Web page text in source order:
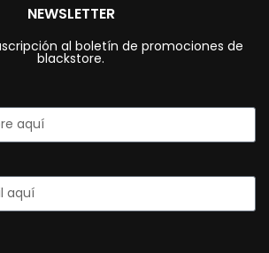
NEWSLETTER
al boletín de promociones de
blackstore.